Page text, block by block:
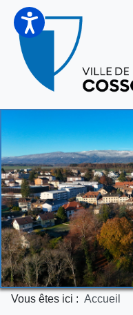
Vous êtes ici : Accueil